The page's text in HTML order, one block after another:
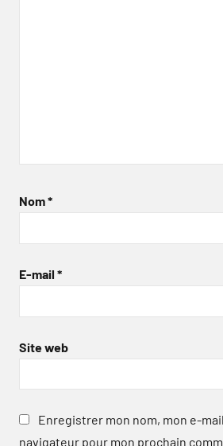
Nom*
E-mail *
Site web
Enregistrer mon nom, mon e-
navigateur pour mon prochain